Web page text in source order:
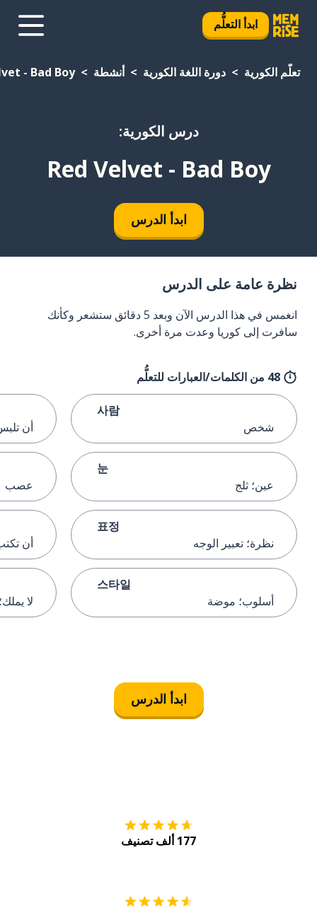
ابدأ التعلُّم
تعلَّم الكورية دورة اللغة الكورية أنشطة - Bad Boy
درس الكورية:
Red Velvet - Bad Boy
ابدأ الدرس
نظرة عامة على الدرس
انغمس في هذا الدرس الآن وبعد 5 دقائق ستشعر وكأنك
سافرت إلى كوريا وعدت مرة أخرى.
48 من الكلمات/العبارات للتعلُّم
사람
شخص
눈
عين؛ ثلج
표정
نظرة؛ تعبير الوجه
스타일
أسلوب؛ موضة
أن
عصب
أن
لا
ابدأ الدرس
177 ألف تصنيف